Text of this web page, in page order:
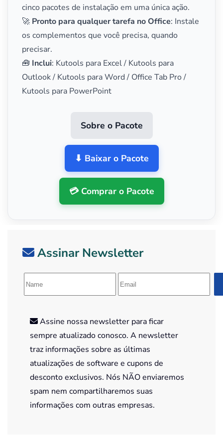
cinco pacotes de instalação em uma única ação.
🚀 Pronto para qualquer tarefa no Office: Instale
os complementos que você precisa, quando
precisar.
🧰 Inclui: Kutools para Excel / Kutools para
Outlook / Kutools para Word / Office Tab Pro /
Kutools para PowerPoint
Sobre o Pacote
⬇ Baixar o Pacote
💳 Comprar o Pacote
Assinar Newsletter
Assine nossa newsletter para ficar
sempre atualizado conosco. A newsletter
traz informações sobre as últimas
atualizações de software e cupons de
desconto exclusivos. Nós NÃO enviaremos
spam nem compartilharemos suas
informações com outras empresas.